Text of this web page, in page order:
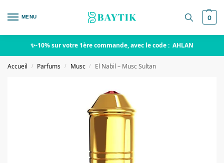
MENU 0
✨-10% sur votre 1ère commande, avec le code : AHLAN
Accueil / Parfums / Musc / El Nabil – Musc Sultan